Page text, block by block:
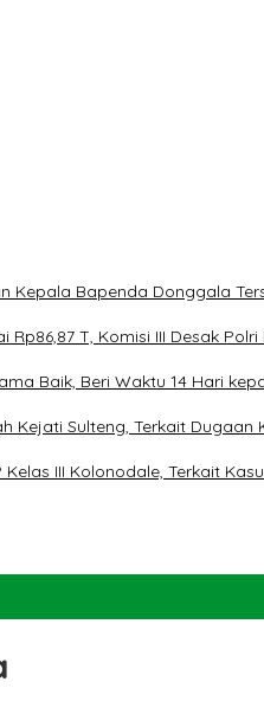
Kepala Bapenda Donggala
T, Komisi III Desak
Baik, Beri Waktu 14 Hari
Kejati Sulteng, Terkait
III Kolonodale, Terkait